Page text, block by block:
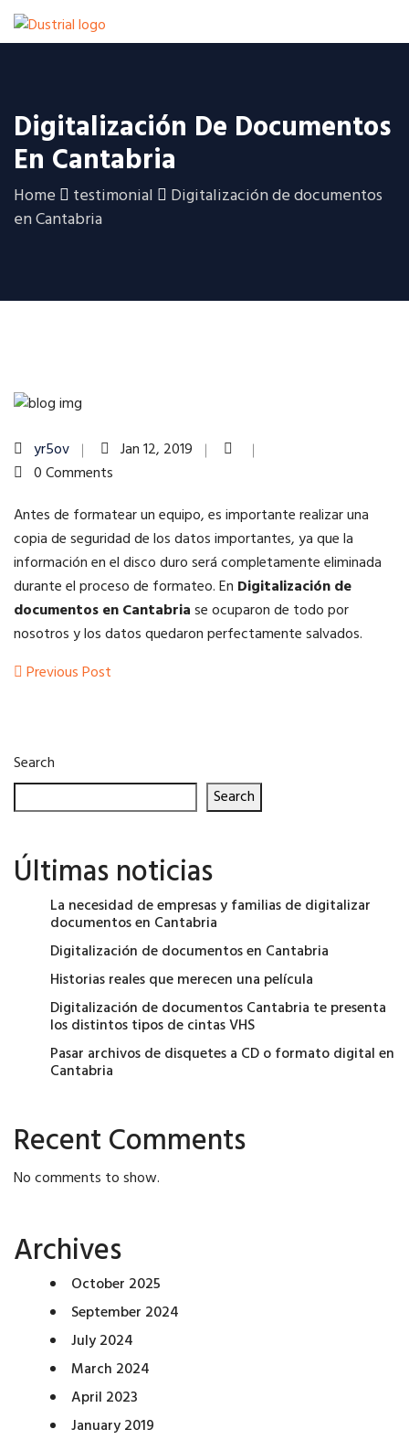
Digitalización De Documentos
En Cantabria
Home testimonial
Digitalización de documentos
en Cantabria
yr5ov
Jan 12, 2019
0 Comments
Antes de formatear un equipo, es importante realizar una
copia de seguridad de los datos importantes, ya que la
información en el disco duro será completamente eliminada
durante el proceso de formateo. En Digitalización de
documentos en Cantabriase ocuparon de todo por
nosotros y los datos quedaron perfectamente salvados.
Post
Previous
Previous Post
Search
Search
Últimas noticias
La necesidad de empresas y familias de digitalizar
documentos en Cantabria
Digitalización de documentos en Cantabria
Historias reales que merecen una película
Digitalización de documentos Cantabria te presenta
los distintos tipos de cintas VHS
Pasar archivos de disquetes a CD o formato digital en
Cantabria
Recent Comments
No comments to show.
Archives
October 2025
September 2024
July 2024
March 2024
April 2023
January 2019